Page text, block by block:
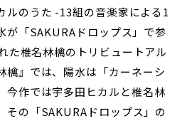
ルのうた -13組の音楽家による1
が「SAKURAドロップス」で参
た椎名林檎のトリビュートアル
檎』では、陽水は「カーネーシ
今作では宇多田ヒカルと椎名林
その「SAKURAドロップス」の